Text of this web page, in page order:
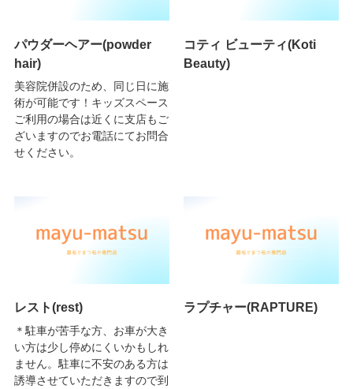
パウダーヘアー(powder
hair)
美容院併設のため、同じ日に施
術が可能です！キッズスペース
ご利用の場合は近くに支店もご
ざいますのでお電話にてお問合
せください。
コティ ビューティ(Koti
Beauty)
レスト(rest)
＊駐車が苦手な方、お車が大き
い方は少し停めにくいかもしれ
ません。駐車に不安のある方は
誘導させていただきますので到
ラプチャー(RAPTURE)